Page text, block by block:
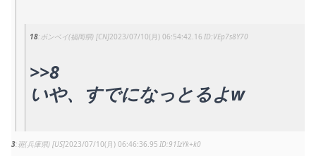
18 ボンベイ(福岡県) [CN]2023/07/10(月) 06:54:42.16 VEp7s8Y70
>>8
いや、すでになっとるよw
3 斑(兵庫県) [US]2023/07/10(月) 06:46:36.95 91IzYk+k0